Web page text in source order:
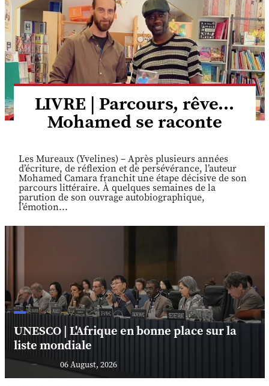
LIVRE | Parcours, rêve...
Mohamed se raconte
Les Mureaux (Yvelines) – Après plusieurs années
d’écriture, de réflexion et de persévérance, l’auteur
Mohamed Camara franchit une étape décisive de son
parcours littéraire. À quelques semaines de la
parution de son ouvrage autobiographique,
l’émotion...
UNESCO | L'Afrique en bonne place sur la
liste mondiale
06 August, 2026